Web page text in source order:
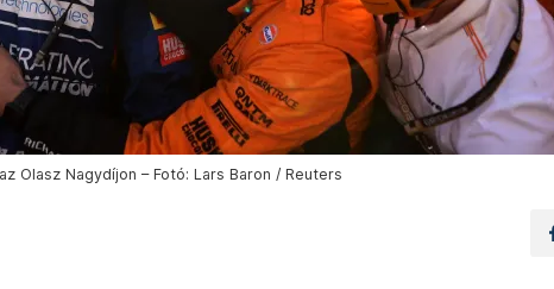
Olasz Nagydíjon – Fotó: Lars Baron / Reuters